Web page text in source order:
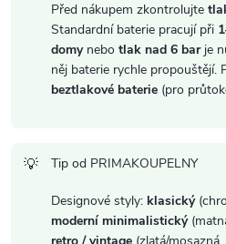
Před nákupem zkontrolujte
Standardní baterie pracují při
domynebo tlak nad 6 barje
něj baterie rychle propouštějí.
beztlakové baterie (pro
Tip od PRIMAKOUPELNY
Designové styly: klasický
moderní minimalistický